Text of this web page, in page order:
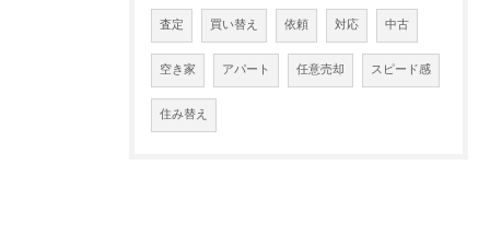
査定 買い替え 依頼 対応 中古
空き家 アパート 任意売却 スピード感
住み替え